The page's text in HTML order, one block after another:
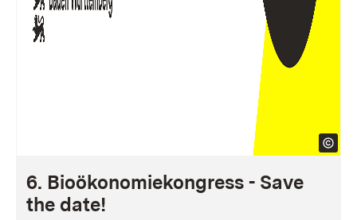
6. Bioökonomiekongress - Save
the date!